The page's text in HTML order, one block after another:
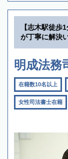
【志木駅徒歩
が丁寧に解決
明成法務
在籍数10名以上
女性司法書士在籍